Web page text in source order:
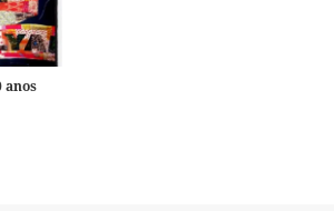
anos